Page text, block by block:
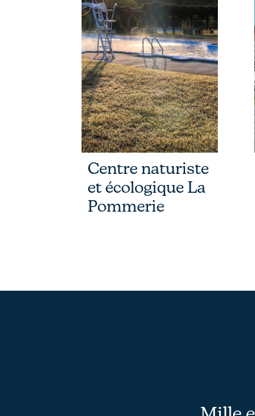
Centre naturiste
et écologique La
Pommerie